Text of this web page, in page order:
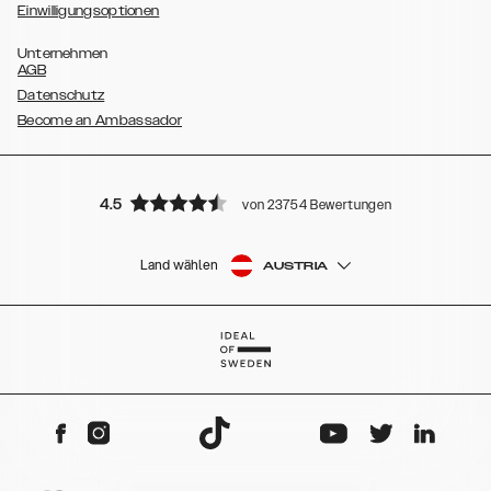
Einwilligungsoptionen
Unternehmen
AGB
Datenschutz
Become an Ambassador
4.5 von 23754 Bewertungen
Land wählen AUSTRIA